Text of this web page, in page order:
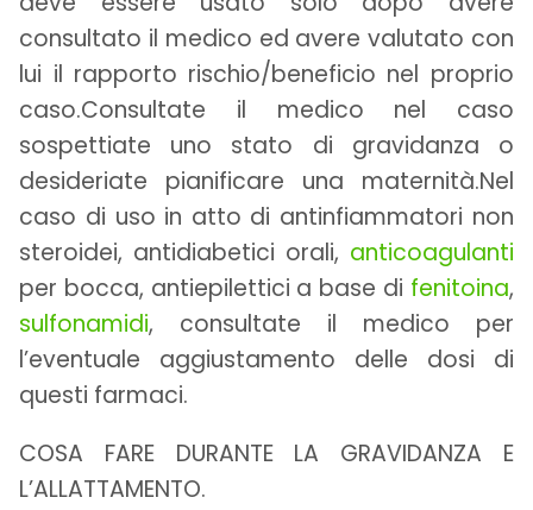
consultato il medico ed avere valutato con
lui il rapporto rischio/beneficio nel proprio
caso.Consultate il medico nel caso
sospettiate uno stato di gravidanza o
desideriate pianificare una maternità.Nel
caso di uso in atto di antinfiammatori non
steroidei, antidiabetici orali, anticoagulanti
per bocca, antiepilettici a base di fenitoina,
sulfonamidi, consultate il medico per
l’eventuale aggiustamento delle dosi di
questi farmaci.
COSA FARE DURANTE LA GRAVIDANZA E
L’ALLATTAMENTO.